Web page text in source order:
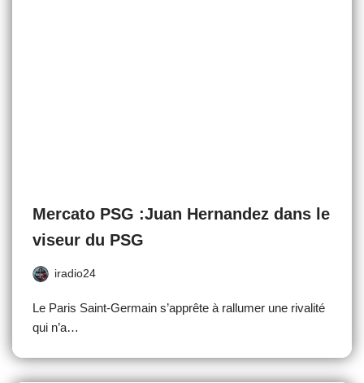
Mercato PSG :Juan Hernandez dans le
viseur du PSG
iradio24
Le Paris Saint-Germain s’apprête à rallumer une rivalité
qui n’a…